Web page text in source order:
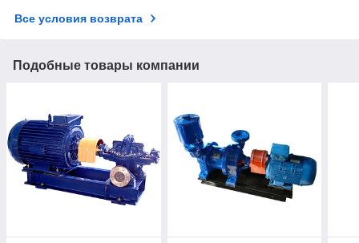
Все условия возврата
Подобные товары компании